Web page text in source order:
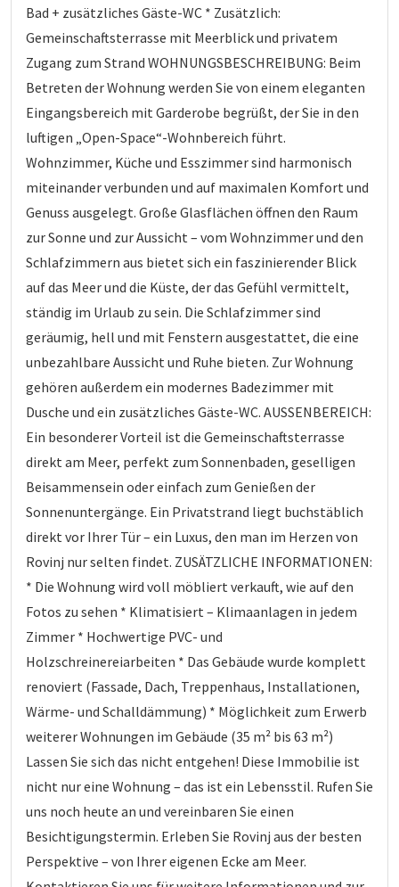
Bad + zusätzliches Gäste-WC * Zusätzlich:
Gemeinschaftsterrasse mit Meerblick und privatem
Zugang zum Strand WOHNUNGSBESCHREIBUNG: Beim
Betreten der Wohnung werden Sie von einem eleganten
Eingangsbereich mit Garderobe begrüßt, der Sie in den
luftigen „Open-Space“-Wohnbereich führt.
Wohnzimmer, Küche und Esszimmer sind harmonisch
miteinander verbunden und auf maximalen Komfort und
Genuss ausgelegt. Große Glasflächen öffnen den Raum
zur Sonne und zur Aussicht – vom Wohnzimmer und den
Schlafzimmern aus bietet sich ein faszinierender Blick
auf das Meer und die Küste, der das Gefühl vermittelt,
ständig im Urlaub zu sein. Die Schlafzimmer sind
geräumig, hell und mit Fenstern ausgestattet, die eine
unbezahlbare Aussicht und Ruhe bieten. Zur Wohnung
gehören außerdem ein modernes Badezimmer mit
Dusche und ein zusätzliches Gäste-WC. AUSSENBEREICH:
Ein besonderer Vorteil ist die Gemeinschaftsterrasse
direkt am Meer, perfekt zum Sonnenbaden, geselligen
Beisammensein oder einfach zum Genießen der
Sonnenuntergänge. Ein Privatstrand liegt buchstäblich
direkt vor Ihrer Tür – ein Luxus, den man im Herzen von
Rovinj nur selten findet. ZUSÄTZLICHE INFORMATIONEN:
* Die Wohnung wird voll möbliert verkauft, wie auf den
Fotos zu sehen * Klimatisiert – Klimaanlagen in jedem
Zimmer * Hochwertige PVC- und
Holzschreinereiarbeiten * Das Gebäude wurde komplett
renoviert (Fassade, Dach, Treppenhaus, Installationen,
Wärme- und Schalldämmung) * Möglichkeit zum Erwerb
weiterer Wohnungen im Gebäude (35 m² bis 63 m²)
Lassen Sie sich das nicht entgehen! Diese Immobilie ist
nicht nur eine Wohnung – das ist ein Lebensstil. Rufen Sie
uns noch heute an und vereinbaren Sie einen
Besichtigungstermin. Erleben Sie Rovinj aus der besten
Perspektive – von Ihrer eigenen Ecke am Meer.